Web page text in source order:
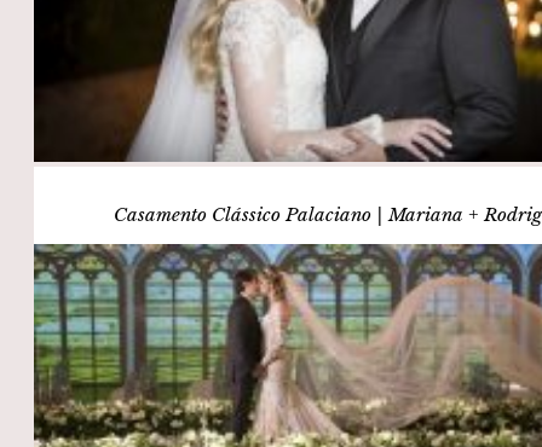
Casamento Clássico Palaciano | Mariana +